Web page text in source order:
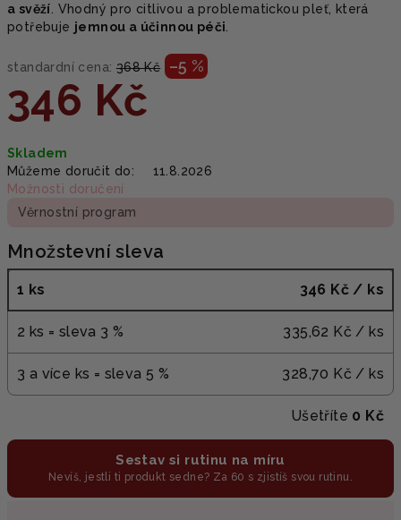
a svěží . Vhodný pro citlivou a problematickou pleť, která
potřebuje jemnou a účinnou péči
standardní cena: 368 Kč –5 %
346 Kč
cena:
Skladem
Můžeme doručit do:
11.8.2026
Možnosti doručení
Věrnostní program
Množstevní sleva
1 ks 346 Kč / ks
2 ks = sleva 3 % 335,62 Kč / ks
3 a více ks = sleva 5 % 328,70 Kč / ks
Ušetříte 0 Kč
Sestav si rutinu na míru
Nevíš, jestli ti produkt sedne? Za 60 s zjistíš svou rutinu.